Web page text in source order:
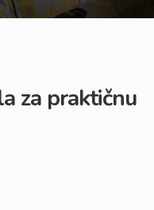
za praktičnu